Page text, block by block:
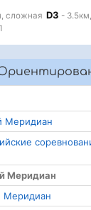
сложная D3 -
Меридиан
Меридиан
Меридиан